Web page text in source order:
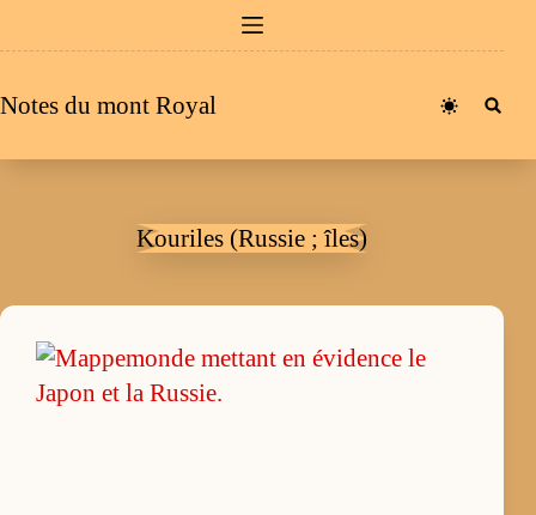
au
Notes du mont Royal
Kouriles (Russie ; îles)